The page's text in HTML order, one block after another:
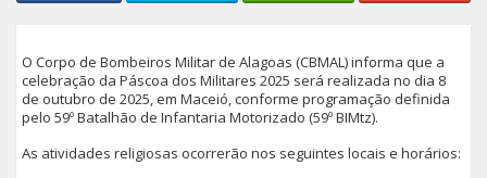
O Corpo de Bombeiros Militar de Alagoas (CBMAL) informa que a
celebração da Páscoa dos Militares 2025 será realizada no dia 8
de outubro de 2025, em Maceió, conforme programação definida
pelo 59º Batalhão de Infantaria Motorizado (59º BIMtz).
As atividades religiosas ocorrerão nos seguintes locais e horários: